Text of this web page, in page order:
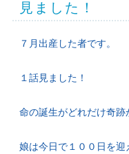
見ました！
７月出産した者です。
１話見ました！
命の誕生がどれだけ奇跡
娘は今日で１００日を